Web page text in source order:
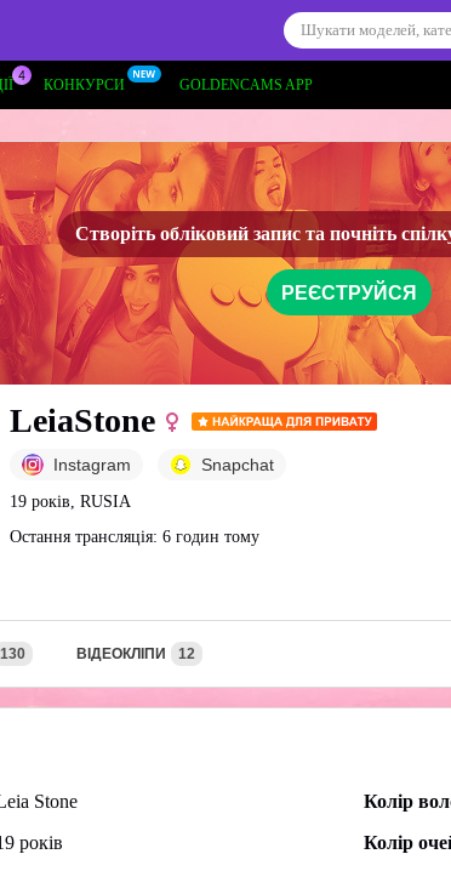
КОНКУРСИ GOLDENCAMS APP
Створіть обліковий запис та почніть
РЕЄСТРУЙСЯ
LeiaStone
Instagram Snapchat
19 років, RUSIA
Остання трансляція: 6 годин тому
130 ВІДЕОКЛІПИ 12
Stone
років
Колір
Колір